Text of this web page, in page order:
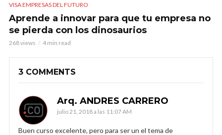
VISA EMPRESAS DEL FUTURO
Aprende a innovar para que tu empresa no
se pierda con los dinosaurios
268 views 4 min read
3 COMMENTS
Arq. ANDRES CARRERO
julio 21, 2018 a las 11:07 AM
Buen curso excelente, pero para ser un el tema de